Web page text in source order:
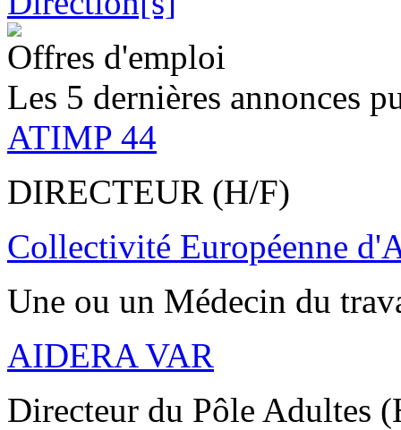
Offres d'emploi
Les 5 dernières annonces
ATIMP 44
DIRECTEUR (H/F)
Collectivité Européenne
Une ou un Médecin du
AIDERA VAR
Directeur du Pôle Adultes